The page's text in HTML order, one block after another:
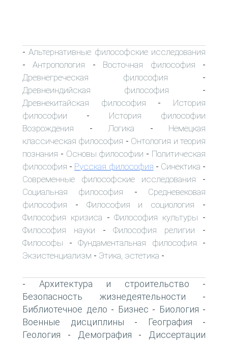
-Альтернативные философские исследования
-Антропология - Восточная философия -
Древнегреческая философия -
Древнеиндийская философия -
Древнекитайская философия - История
философии - История философии
Возрождения - Логика - Немецкая
классическая философия - Онтология и теория
познания - Основы философии - Политическая
философия - Русская философия - Синектика -
Современные философские исследования -
Социальная философия - Средневековая
философия - Философия и социология -
Философия кризиса -Философия культуры -
Философия науки -Философия религии -
Философы - Фундаментальная философия -
Экзистенциализм - Этика, эстетика -
- Архитектура и строительство -
Безопасность жизнедеятельности -
Библиотечное дело - Бизнес - Биология -
Военные дисциплины - География -
Геология - Демография -
Диссертации